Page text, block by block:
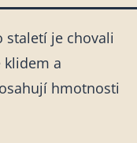
staletí je chovali
klidem a
hmotnosti